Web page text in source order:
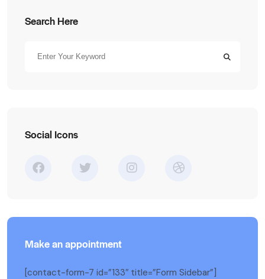
Search Here
Social Icons
Make an appointment
[contact-form-7 id=”133″ title=”Form Sidebar”]